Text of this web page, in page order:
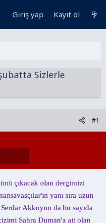
Giriş yap Kayıt ol
Sizlerle
#1
çıkacak olan dergimizi
yanı sıra uzun
Akkoyun da bu sayıda
Sahra Duman'a ait olan